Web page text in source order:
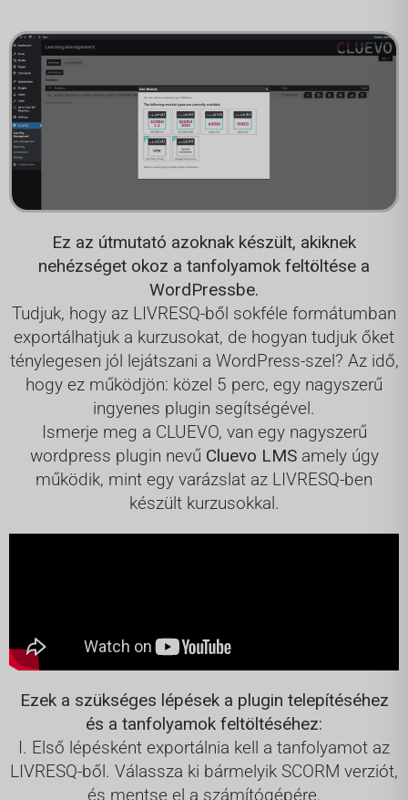
Ez az útmutató azoknak készült, akiknek
nehézséget okoz a tanfolyamok feltöltése a
WordPressbe.
Tudjuk, hogy az LIVRESQ-ből sokféle formátumban
exportálhatjuk a kurzusokat, de hogyan tudjuk őket
ténylegesen jól lejátszani a WordPress-szel? Az idő,
hogy ez működjön: közel 5 perc, egy nagyszerű
ingyenes plugin segítségével.
Ismerje meg a CLUEVO, van egy nagyszerű
wordpress plugin nevű Cluevo LMSamely úgy
működik, mint egy varázslat az LIVRESQ-ben
készült kurzusokkal.
Ezek a szükséges lépések a plugin telepítéséhez
és a tanfolyamok feltöltéséhez:
I. Első lépésként exportálnia kell a tanfolyamot az
LIVRESQ-ből. Válassza ki bármelyik SCORM verziót,
és mentse el a számítógépére.